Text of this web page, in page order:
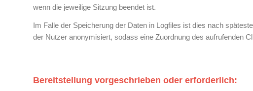
wenn die jeweilige Sitzung beendet ist.
Im Falle der Speicherung der Daten in Logfiles ist dies nach
der Nutzer anonymisiert, sodass eine Zuordnung des aufrufenden
Bereitstellung vorgeschrieben oder erforderlich: